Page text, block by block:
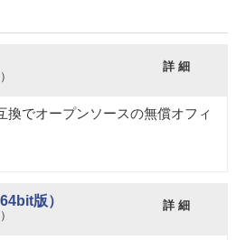
詳 細
換でオープンソースの無償オフィ
版） 詳 細